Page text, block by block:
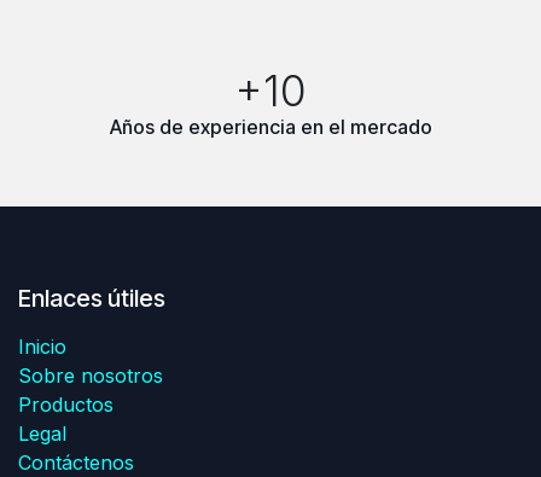
+10
Años de experiencia en el mercado
Enlaces útiles
Inicio
Sobre nosotros
Productos
Legal
Contáctenos